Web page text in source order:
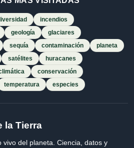
incendios
geología
glaciares
sequía contaminación
planeta
satélites
huracanes
conservación
temperatura especies
la Tierra
vivo del planeta. Ciencia, datos y